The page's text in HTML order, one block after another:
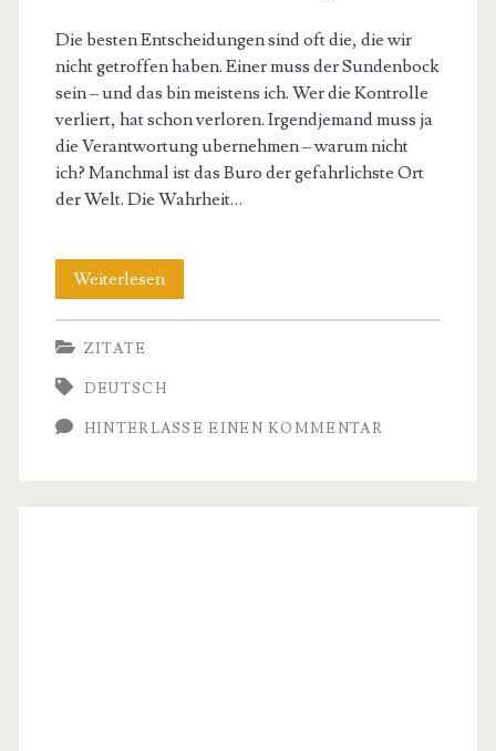
Die besten Entscheidungen sind oft die, die wir
nicht getroffen haben. Einer muss der Sundenbock
sein – und das bin meistens ich. Wer die Kontrolle
verliert, hat schon verloren. Irgendjemand muss ja
die Verantwortung ubernehmen – warum nicht
ich? Manchmal ist das Buro der gefahrlichste Ort
der Welt. Die Wahrheit…
WeiterlesenInspiration
und
–
Die
ZITATE
DEUTSCH
HINTERLASSE EINEN KOMMENTAR